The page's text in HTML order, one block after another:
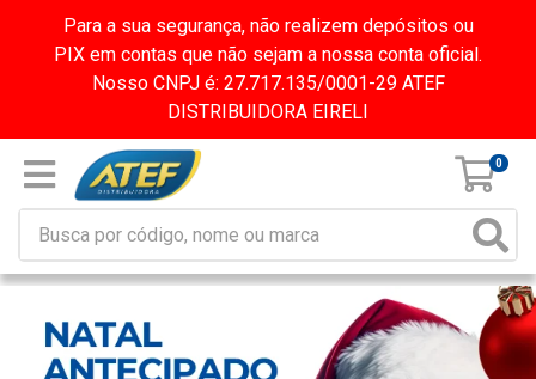
Para a sua segurança, não realizem depósitos ou
PIX em contas que não sejam a nossa conta oficial.
Nosso CNPJ é: 27.717.135/0001-29 ATEF
DISTRIBUIDORA EIRELI
0